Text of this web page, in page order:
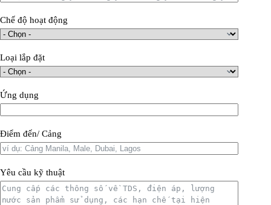
Chế độ hoạt động
Loại lắp đặt
Ứng dụng
Điểm đến/ Cảng
Yêu cầu kỹ thuật